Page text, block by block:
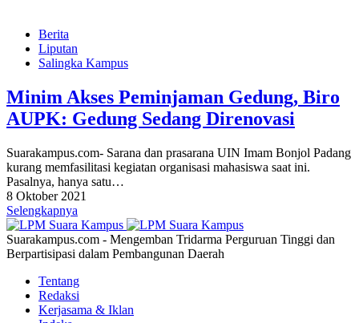
Berita
Liputan
Salingka Kampus
Minim Akses Peminjaman Gedung, Biro
AUPK: Gedung Sedang Direnovasi
Suarakampus.com- Sarana dan prasarana UIN Imam Bonjol Padang
kurang memfasilitasi kegiatan organisasi mahasiswa saat ini.
Pasalnya, hanya satu…
8 Oktober 2021
Selengkapnya
Suarakampus.com - Mengemban Tridarma Perguruan Tinggi dan
Berpartisipasi dalam Pembangunan Daerah
Tentang
Redaksi
Kerjasama & Iklan